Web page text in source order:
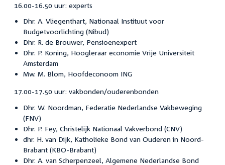
16.00-16.50 uur: experts
Dhr. A. Vliegenthart, Nationaal Instituut voor
Budgetvoorlichting (Nibud)
Dhr. R. de Brouwer, Pensioenexpert
Dhr. P. Koning, Hoogleraar economie Vrije Universiteit
Amsterdam
Mw. M. Blom, Hoofdeconoom ING
17.00-17.50 uur: vakbonden/ouderenbonden
Dhr. W. Noordman, Federatie Nederlandse Vakbeweging
(FNV)
Dhr. P. Fey, Christelijk Nationaal Vakverbond (CNV)
dhr. H. van Dijk, Katholieke Bond van Ouderen in Noord-
Brabant (KBO-Brabant)
Dhr. A. van Scherpenzeel, Algemene Nederlandse Bond